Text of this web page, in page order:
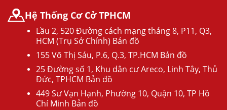
Hệ Thống Cơ Cở TPHCM
Lầu 2, 520 Đường cách mạng tháng 8, P11, Q3,
HCM (Trụ Sở Chính) Bản đồ
155 Võ Thị Sáu, P.6, Q.3, TP.HCM Bản đồ
25 Đường số 1, Khu dân cư Areco, Linh Tây, Thủ
Đức, TPHCM Bản đồ
449 Sư Vạn Hạnh, Phường 10, Quận 10, TP Hồ
Chí Minh Bản đồ